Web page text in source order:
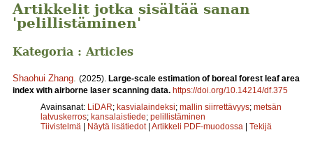
Artikkelit jotka sisältää sanan
'pelillistäminen'
Kategoria : Articles
Shaohui Zhang (2025). Large-scale estimation of boreal forest leaf area
index with airborne laser scanning data. https://doi.org/10.14214/df.375
Avainsanat: LiDAR; kasvialaindeksi; mallin siirrettävyys; metsän
latvuskerros; kansalaistiede; pelillistäminen
Tiivistelmä | Näytä lisätiedot | Artikkeli PDF-muodossa | Tekijä